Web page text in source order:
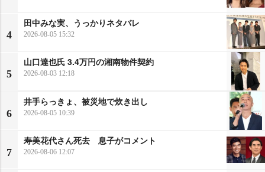
4
田中みな実、うっかりネタバレ
2026-08-05 15:32
5
山口達也氏 3.4万円の湘南物件契約
2026-08-03 12:18
6
井手らっきょ、被災地で炊き出し
2026-08-05 10:39
7
寿美花代さん死去 息子がコメント
2026-08-06 12:07